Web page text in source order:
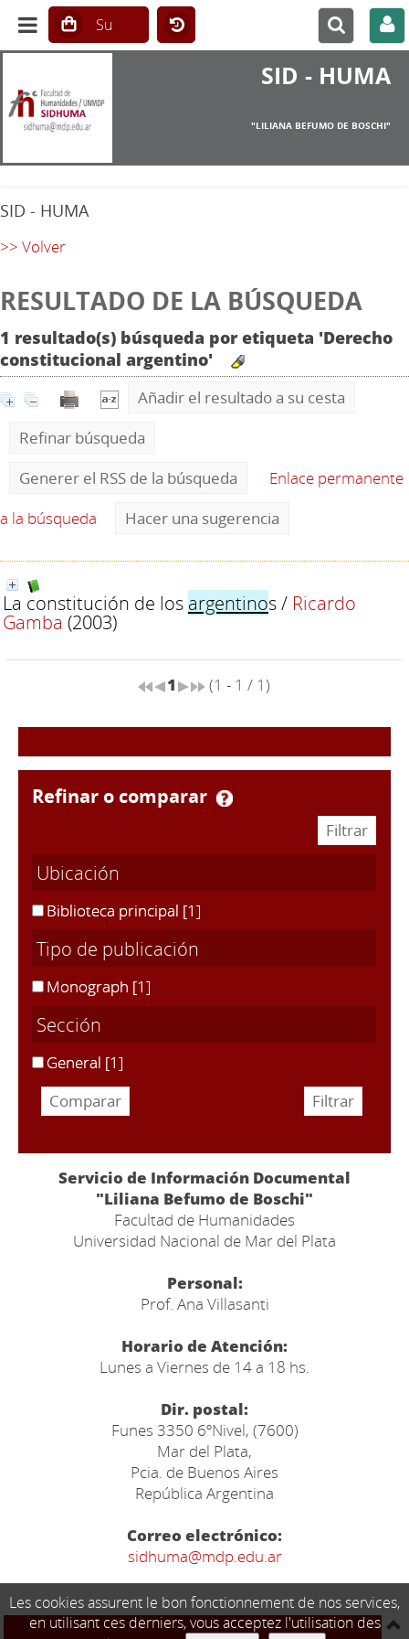
SID - HUMA
"LILIANA BEFUMO DE BOSCHI"
SID - HUMA
>> Volver
RESULTADO DE LA BÚSQUEDA
1 resultado(s) búsqueda por etiqueta 'Derecho
constitucional argentino'
Añadir el resultado a su cesta
Refinar búsqueda
Generer el RSS de la búsqueda
Enlace permanente
a la búsqueda
Hacer una sugerencia
La constitución de los argentinos/ Ricardo
Gamba (2003)
1 (1 - 1 / 1)
refinar o comparar
Ubicación
Biblioteca principal [1]
Tipo de publicación
Monograph [1]
Sección
General [1]
Servicio de Información Documental
"Liliana Befumo de Boschi"
Facultad de Humanidades
Universidad Nacional de Mar del Plata
Personal:
Prof. Ana Villasanti
Horario de Atención:
Lunes a Viernes de 14 a 18 hs.
Dir. postal:
Funes 3350 6ºNivel, (7600)
Mar del Plata,
Pcia. de Buenos Aires
República Argentina
Correo electrónico:
sidhuma@mdp.edu.ar
Les cookies assurent le bon fonctionnement de nos services,
en utilisant ces derniers, vous acceptez l'utilisation des